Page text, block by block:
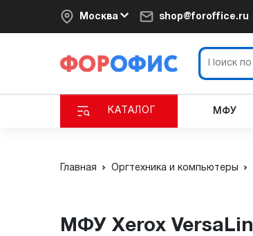
Москва shop@foroffice.ru
КАТАЛОГ МФУ
Главная Оргтехника и компьютеры
МФУ Xerox